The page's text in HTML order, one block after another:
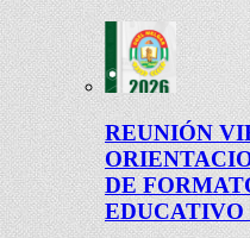
REUNIÓN
DE
EDUCATIVO